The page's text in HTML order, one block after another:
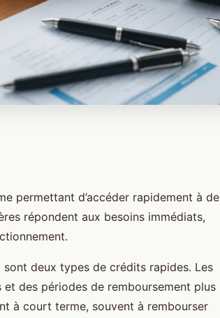
permettant d’accéder rapidement à de
répondent aux besoins immédiats,
sont deux types de crédits rapides. Les
des périodes de remboursement plus
à court terme, souvent à rembourser